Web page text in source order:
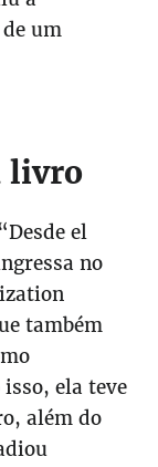
um
livro
el
no
também
ela teve
além do